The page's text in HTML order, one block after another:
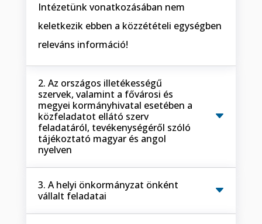
Intézetünk vonatkozásában nem
keletkezik ebben a közzétételi egységben
releváns információ!
2. Az országos illetékességű
szervek, valamint a fővárosi és
megyei kormányhivatal esetében a
közfeladatot ellátó szerv
feladatáról, tevékenységéről szóló
tájékoztató magyar és angol
nyelven
3. A helyi önkormányzat önként
vállalt feladatai